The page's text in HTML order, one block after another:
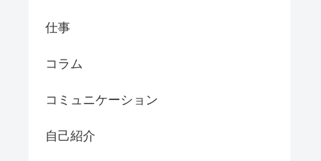
仕事
コラム
コミュニケーション
自己紹介